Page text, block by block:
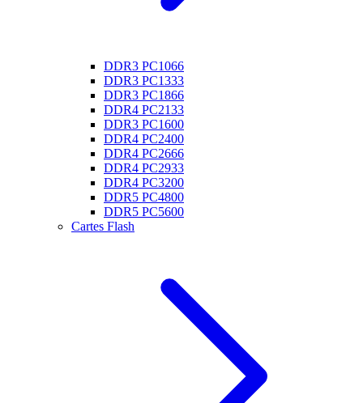
DDR3 PC1066
DDR3 PC1333
DDR3 PC1866
DDR4 PC2133
DDR3 PC1600
DDR4 PC2400
DDR4 PC2666
DDR4 PC2933
DDR4 PC3200
DDR5 PC4800
DDR5 PC5600
Cartes Flash